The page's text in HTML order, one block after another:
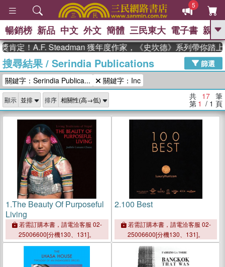
5
GO
熱搜： 東野圭吾 、 高希均教授回憶錄
、 The Odyssey 、 父親節 、 如果歷
史是一群喵 、
獎 臺灣漫遊錄 、 方念華 、 台灣的李
登輝時代
數學女孩：黎曼猜想 、
偉大的迷走神經
暢銷榜 新品 中文 外文 簡體 三民東大 電子書 親子
！A.F. Steadman 獲年度作家，《史坎德》系列帶你踏上熱
搜尋結果/ Serindia Publications
篩選
關鍵字：Serindia Publica...
關鍵字：Inc
顯示 排序 共 17 筆
第 1 / 1 頁
1.The Beauty Of Purposeful
Living
若需訂購本書，請電洽客服 02-
25006600[分機130、131]。
2.100 Best
若需訂購本書，請電洽客服 02-
25006600[分機130、131]。